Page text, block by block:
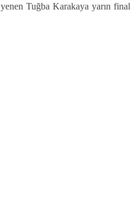
Tuğba Karakaya yarın final